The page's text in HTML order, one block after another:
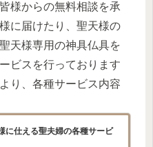
様からの無料相談を承
に届けたり、聖天様の
天様専用の神具仏具を
ビスを行っております
り、各種サービス内容
に仕える聖夫婦の各種サービ